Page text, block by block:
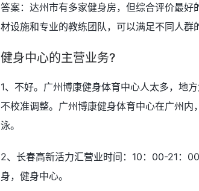
答案：达州市有多家健身房，但综合评价最好
材设施和专业的教练团队，可以满足不同人群
健身中心的主营业务?
1、不好。广州博康健身体育中心人太多，地
不校准调整。广州博康健身体育中心在广州
泳。
2、长春高新活力汇营业时间：10：00-21：
身，健身中心。